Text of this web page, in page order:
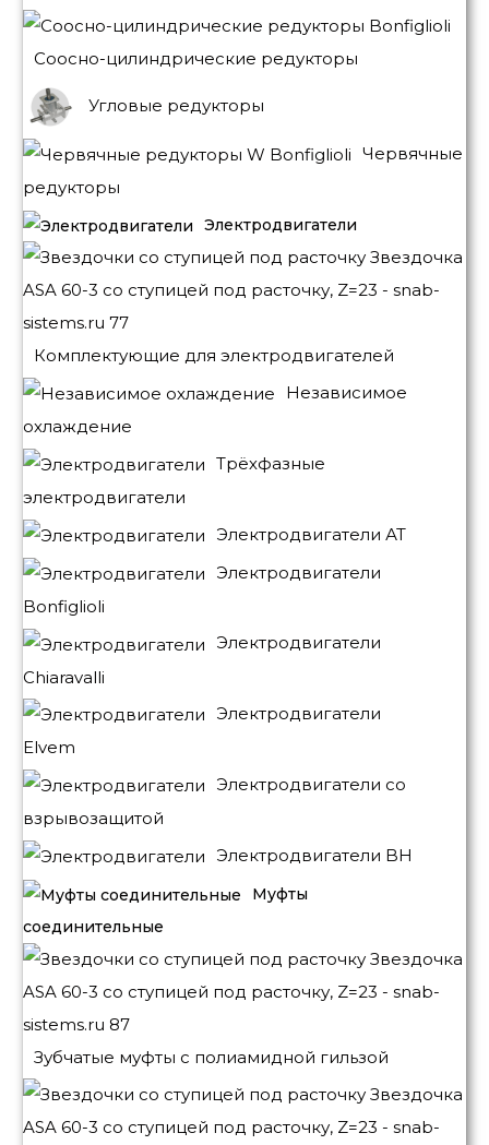
Соосно-цилиндрические редукторы
Угловые редукторы
Червячные
редукторы
Электродвигатели
Комплектующие для электродвигателей
Независимое
охлаждение
Трёхфазные
электродвигатели
Электродвигатели АТ
Электродвигатели
Bonfiglioli
Электродвигатели
Chiaravalli
Электродвигатели
Elvem
Электродвигатели со
взрывозащитой
Электродвигатели BH
Муфты
соединительные
Зубчатые муфты с полиамидной гильзой